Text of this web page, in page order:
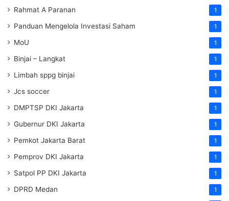
Rahmat A Paranan 1
Panduan Mengelola Investasi Saham 1
MoU 1
Binjai – Langkat 1
Limbah sppg binjai 1
Jcs soccer 1
DMPTSP DKI Jakarta 1
Gubernur DKI Jakarta 1
Pemkot Jakarta Barat 1
Pemprov DKI Jakarta 1
Satpol PP DKI Jakarta 1
DPRD Medan 1